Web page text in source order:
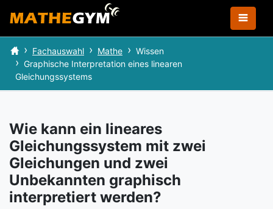
Fachauswahl Mathe
Wissen
Graphische Interpretation eines linearen
Gleichungssystems
Wie kann ein lineares
Gleichungssystem mit zwei
Gleichungen und zwei
Unbekannten graphisch
interpretiert werden?